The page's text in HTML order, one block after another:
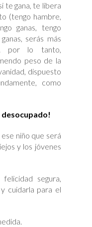
te gana, te libera
(tengo hambre,
ganas, tengo
serás más
por lo tanto,
peso de la
dispuesto
como
desocupado!
niño que será
y los jóvenes
segura,
cuidarla para el